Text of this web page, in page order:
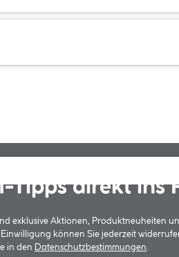
Tipps direkt ins
exklusive Aktionen, Produktneuheiten
können Sie jederzeit
in den
Datenschutzbestimmungen